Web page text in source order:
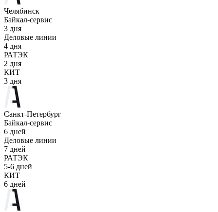
Челябинск
Байкал-сервис
3 дня
Деловые линии
4 дня
РАТЭК
2 дня
КИТ
3 дня
Санкт-Петербург
Байкал-сервис
6 дней
Деловые линии
7 дней
РАТЭК
5-6 дней
КИТ
6 дней